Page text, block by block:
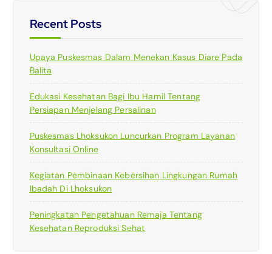
Recent Posts
Upaya Puskesmas Dalam Menekan Kasus Diare Pada
Balita
Edukasi Kesehatan Bagi Ibu Hamil Tentang
Persiapan Menjelang Persalinan
Puskesmas Lhoksukon Luncurkan Program Layanan
Konsultasi Online
Kegiatan Pembinaan Kebersihan Lingkungan Rumah
Ibadah Di Lhoksukon
Peningkatan Pengetahuan Remaja Tentang
Kesehatan Reproduksi Sehat